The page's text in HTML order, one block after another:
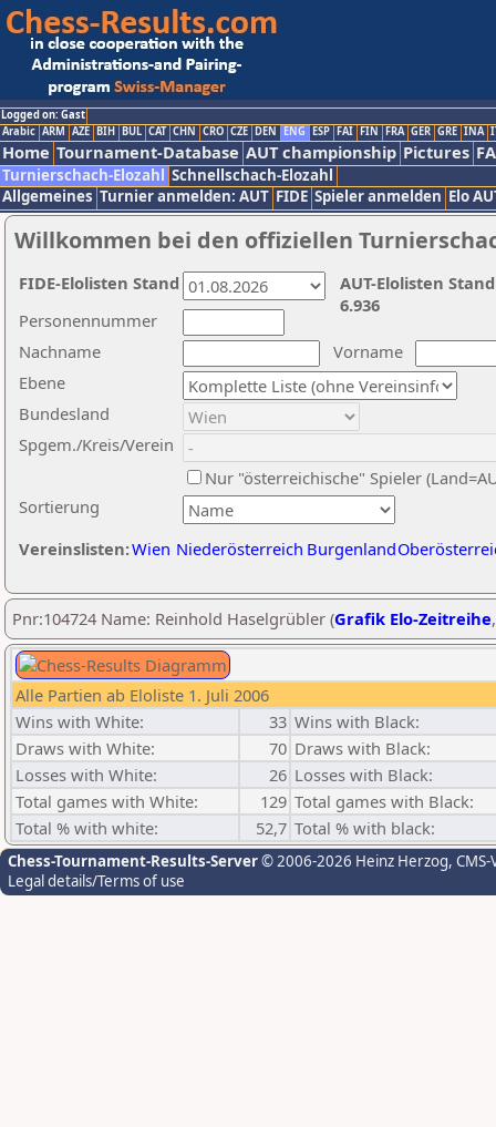
Logged on: Gast
Arabic ARM AZE BIH BUL CAT CHN CRO CZE DEN ENG ESP FAI FIN FRA GER GRE INA
Home Tournament-Database AUT championship Pictures
Turnierschach-Elozahl Schnellschach-Elozahl
Allgemeines Turnier anmelden: AUT FIDE Spieler anmelden Elo
Willkommen bei den offiziellen
Nachname
Vorname
Ebene
Sortierung
Personennummer
Bundesland
Spgem./Kreis/Verein
Nur "österreichische" Spieler
Vereinslisten:Wien Niederösterreich Burgenland
AUT-Elolisten
6.936
FIDE-Elolisten Stand
Pnr:104724 Name: Reinhold Haselgrübler (Grafik Elo-Zeitreihe
Alle Partien ab Eloliste 1. Juli 2006
Wins with White:
33 Wins with Black:
Draws with White:
70 Draws with Black:
Losses with White:
26 Losses with Black:
Total games with White:
129 Total games with Black:
Total % with white:
52,7 Total % with black:
Chess-Tournament-Results-Server© 2006-2026 Heinz Herzog,
Legal details/Terms of use